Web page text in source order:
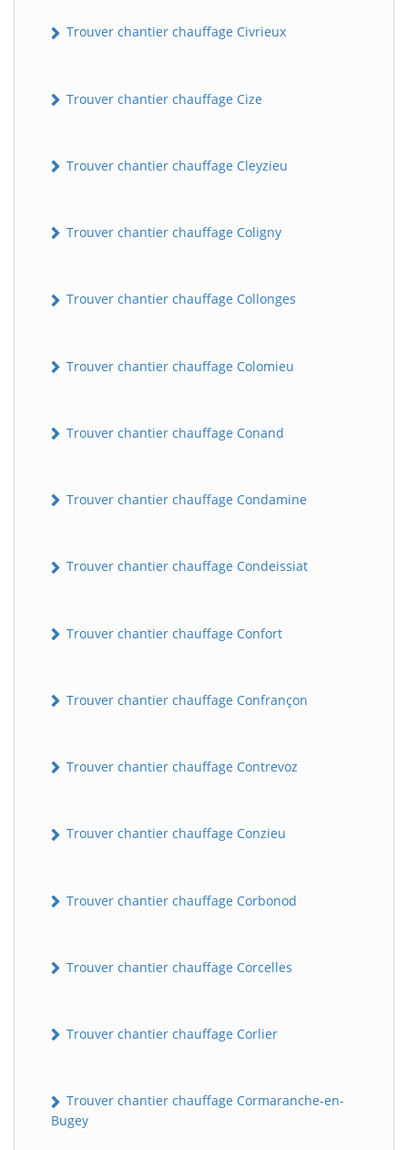
Trouver chantier chauffage Civrieux
Trouver chantier chauffage Cize
Trouver chantier chauffage Cleyzieu
Trouver chantier chauffage Coligny
Trouver chantier chauffage Collonges
Trouver chantier chauffage Colomieu
Trouver chantier chauffage Conand
Trouver chantier chauffage Condamine
Trouver chantier chauffage Condeissiat
Trouver chantier chauffage Confort
Trouver chantier chauffage Confrançon
Trouver chantier chauffage Contrevoz
Trouver chantier chauffage Conzieu
Trouver chantier chauffage Corbonod
Trouver chantier chauffage Corcelles
Trouver chantier chauffage Corlier
Trouver chantier chauffage Cormaranche-en-
Bugey
B BatiWebPro
Assistant en ligne